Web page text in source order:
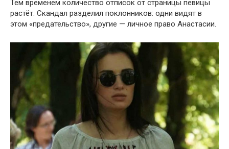
Тем временем количество отписок от страницы певицы
растёт. Скандал разделил поклонников: одни видят в
этом «предательство», другие — личное право Анастасии.